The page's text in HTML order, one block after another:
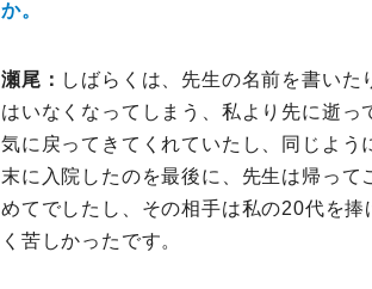
か。
瀬尾： しばらくは、先生の名前を書い
はいなくなってしまう、私より先に逝
気に戻ってきてくれていたし、同じよ
末に入院したのを最後に、先生は帰っ
めてでしたし、その相手は私の20代を
く苦しかったです。